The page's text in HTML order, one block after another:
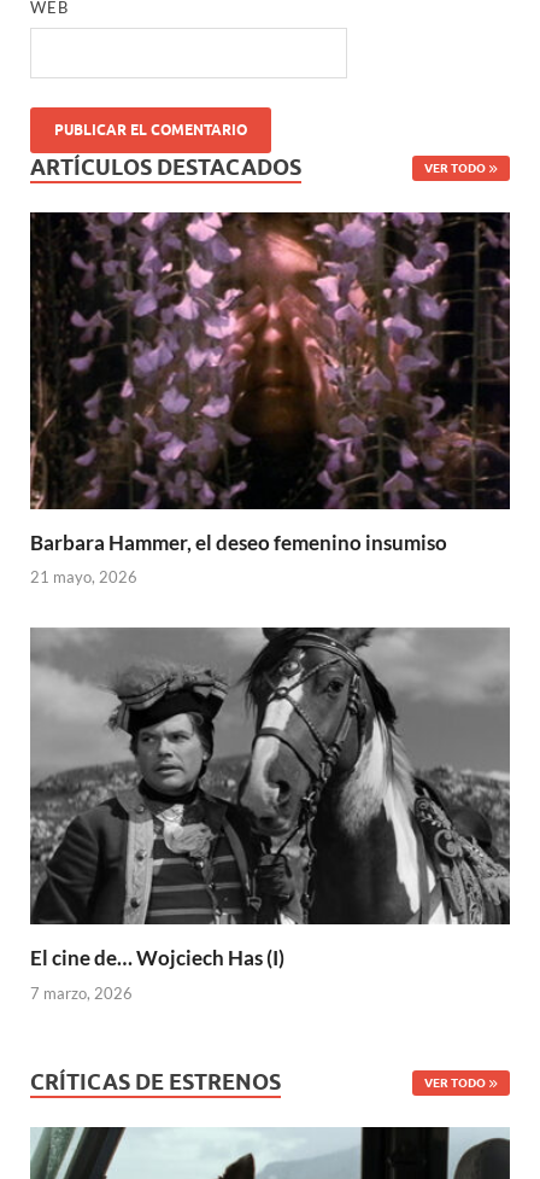
WEB
ARTÍCULOS DESTACADOS VER TODO
Barbara Hammer, el deseo femenino insumiso
21 mayo, 2026
El cine de… Wojciech Has (I)
7 marzo, 2026
CRÍTICAS DE ESTRENOS VER TODO